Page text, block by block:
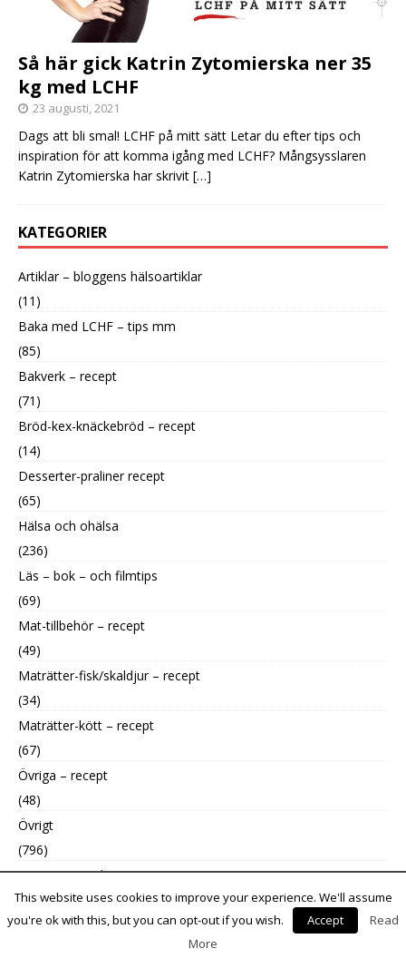
Så här gick Katrin Zytomierska ner 35
kg med LCHF
23 augusti, 2021
Dags att bli smal! LCHF på mitt sätt Letar du efter tips och
inspiration för att komma igång med LCHF? Mångsysslaren
Katrin Zytomierska har skrivit […]
KATEGORIER
Artiklar – bloggens hälsoartiklar
(11)
Baka med LCHF – tips mm
(85)
Bakverk – recept
(71)
Bröd-kex-knäckebröd – recept
(14)
Desserter-praliner recept
(65)
Hälsa och ohälsa
(236)
Läs – bok – och filmtips
(69)
Mat-tillbehör – recept
(49)
Maträtter-fisk/skaldjur – recept
(34)
Maträtter-kött – recept
(67)
Övriga – recept
(48)
Övrigt
(796)
Uncategorized
(9)
This website uses cookies to improve your experience. We'll assume
you're ok with this, but you can opt-out if you wish.
Accept
Read
More